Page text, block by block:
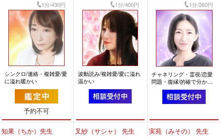
1分/430円
シンクロ/連絡・複雑愛/愛
に溢れ暖かい
予約不可
1分/400円
波動読み/複雑愛/愛に溢れ
温かい
1分/260円
チャネリング・霊視/恋愛
問題・復縁/的確で分かり
やすい
知果（ちか）先生 叉紗（サシャ） 先生 実苑（みその） 先生